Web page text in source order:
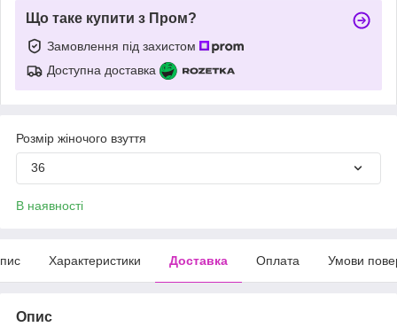
Що таке купити з Пром?
Замовлення під захистом
Доступна доставка
Розмір жіночого взуття
36
В наявності
Характеристики Доставка Оплата Умови
Опис